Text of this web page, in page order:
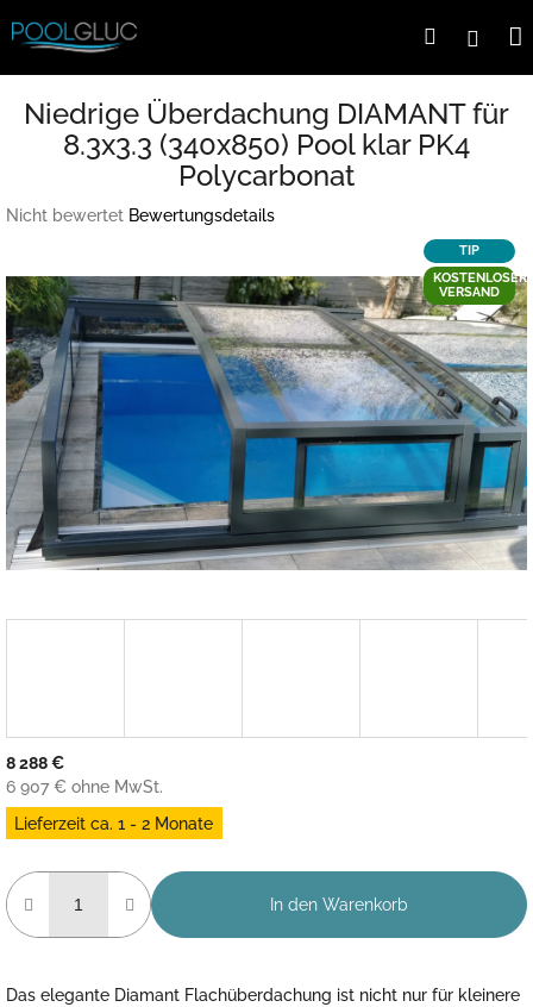
Inhalt
Suchen
Niedrige Überdachung DIAMANT für
8.3x3.3 (340x850) Pool klar PK4
Polycarbonat
Die
ist
0,0
von
5
Sternen.
Nicht bewertet Bewertungsdetails
TIP
KOSTENLOSER
VERSAND
8 288 €
6 907 € ohne MwSt.
Verkaufspreis:
Lieferzeit ca. 1 - 2 Monate
In den Warenkorb
Das elegante Diamant Flachüberdachung ist nicht nur für kleinere